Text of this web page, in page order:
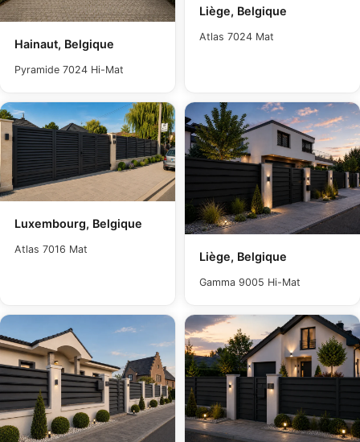
Hainaut, Belgique
Pyramide 7024 Hi-Mat
Liège, Belgique
Atlas 7024 Mat
Luxembourg, Belgique
Atlas 7016 Mat
Liège, Belgique
Gamma 9005 Hi-Mat